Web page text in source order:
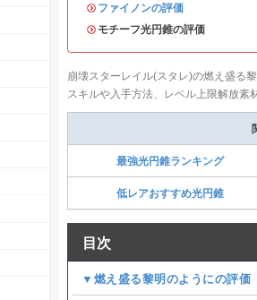
・ ファイノンの評価
・モチーフ光円錐の評価
崩壊スターレイル(スタレ)の燃え盛る
スキルや入手方法、レベル上限解放素
最強光円錐ランキング
低レアおすすめ光円錐
目次
▼燃え盛る黎明のようにの評価